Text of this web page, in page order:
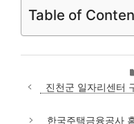
Table of
진천군 일자리센터
한국주택금융공사